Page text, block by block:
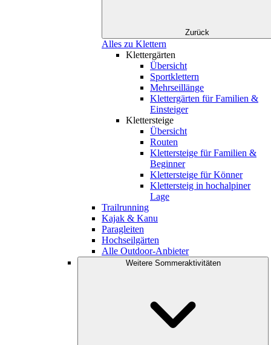
Zurück
Alles zu Klettern
Klettergärten
Übersicht
Sportklettern
Mehrseillänge
Klettergärten für Familien &
Einsteiger
Klettersteige
Übersicht
Routen
Klettersteige für Familien &
Beginner
Klettersteige für Könner
Klettersteig in hochalpiner
Lage
Trailrunning
Kajak & Kanu
Paragleiten
Hochseilgärten
Alle Outdoor-Anbieter
Weitere Sommeraktivitäten